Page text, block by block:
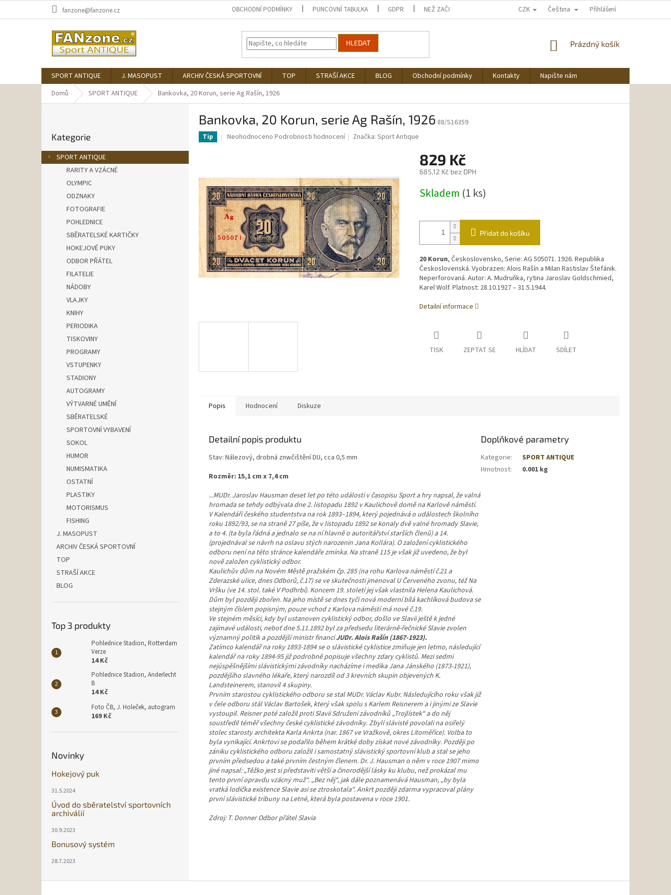
fanzone@fanzone.cz OBCHODNÍ PODMÍNKY PUNCOVNÍ TABULKA GDPR NEŽ ZAČNU NAKUPOVAT CZK Čeština Přihlášení
HLEDAT
NÁKUPNÍ
Prázdný košík
SPORT ANTIQUE J. MASOPUST ARCHIV ČESKÁ SPORTOVNÍ TOP STRAŠÍ AKCE BLOG Obchodní podmínky Kontakty
Napište nám
Domů
SPORT ANTIQUE Bankovka, 20 Korun, serie Ag Rašín, 1926
r
a
kategorie
Kategorie
SPORT ANTIQUE
RARITY A VZÁCNÉ
OLYMPIC
ODZNAKY
FOTOGRAFIE
POHLEDNICE
SBĚRATELSKÉ KARTIČKY
HOKEJOVÉ PUKY
ODBOR PŘÁTEL
FILATELIE
NÁDOBY
VLAJKY
KNIHY
PERIODIKA
TISKOVINY
PROGRAMY
VSTUPENKY
STADIONY
AUTOGRAMY
VÝTVARNÉ UMĚNÍ
SBĚRATELSKÉ
SPORTOVNÍ VYBAVENÍ
SOKOL
HUMOR
NUMISMATIKA
OSTATNÍ
PLASTIKY
MOTORISMUS
FISHING
J. MASOPUST
ARCHIV ČESKÁ SPORTOVNÍ
TOP
STRAŠÍ AKCE
BLOG
Top 3 produkty
Pohlednice Stadion, Rotterdam
Verze
14 Kč
Pohlednice Stadion, Anderlecht
B
14 Kč
Foto ČB, J. Holeček, autogram
169 Kč
Novinky
Hokejový puk
31.5.2024
Úvod do sběratelství sportovních
archiválií
30.9.2023
Bonusový systém
28.7.2023
Bankovka, 20 Korun, serie Ag Rašín, 1926 88/S16359
Tip
Průměrné
5
hvězdiček.
Neohodnoceno Podrobnosti hodnocení Značka:Sport Antique
829 Kč
685,12 Kč bez DPH
cena:
Skladem (1 ks)
Přidat do košíku
20 Korun, Československo, Serie: AG 505071. 1926. Republika
Československá. Vyobrazen: Alois Rašín a Milan Rastislav Štefánik.
Neperforovaná. Autor: A. Mudruňka, rytina Jaroslav Goldschmied,
Karel Wolf. Platnost: 28.10.1927 – 31.5.1944.
Detailní informace
TISK ZEPTAT SE HLÍDAT SDÍLET
Popis Hodnocení Diskuze
Detailní popis produktu
Stav: Nálezový, drobná znwčištění DU, cca 0,5 mm
Rozměr: 15,1 cm x 7,4 cm
...MUDr. Jaroslav Hausman deset let po této události v časopisu Sport a hry napsal, že valná
hromada se tehdy odbývala dne 2. listopadu 1892 v Kaulichově domě na Karlově náměstí.
V Kalendáři českého studentstva na rok 1893–1894, který pojednává o událostech školního
roku 1892/93, se na straně 27 píše, že v listopadu 1892 se konaly dvě valné hromady Slavie,
a to 4. (ta byla řádná a jednalo se na ní hlavně o autoritářství starších členů) a 14.
(projednával se návrh na oslavu stých narozenin Jana Kollára). O založení cyklistického
odboru není na této stránce kalendáře zmínka. Na straně 115 je však již uvedeno, že byl
nově založen cyklistický odbor.
Kaulichův dům na Novém Městě pražském čp. 285 (na rohu Karlova náměstí č.21 a
Zderazské ulice, dnes Odborů, č.17) se ve skutečnosti jmenoval U Červeného zvonu, též Na
Vršku (ve 14. stol. také V Podhrbí). Koncem 19. století jej však vlastnila Helena Kaulichová.
Dům byl později zbořen. Na jeho místě se dnes tyčí nová moderní bílá kachlíková budova se
stejným číslem popisným, pouze vchod z Karlova náměstí má nové č.19.
Ve stejném měsíci, kdy byl ustanoven cyklistický odbor, došlo ve Slavii ještě k jedné
zajímavé události, neboť dne 5.11.1892 byl za předsedu literárně-řečnické Slavie zvolen
významný politik a pozdější ministr financíJUDr. Alois Rašín (1867-1923).
Zatímco kalendář na roky 1893-1894 se o slávistické cyklistice zmiňuje jen letmo, následující
kalendář na roky 1894-95 již podrobně popisuje všechny zdary cyklistů. Mezi sedmi
nejúspěšnějšími slávistickými závodníky nacházíme i medika Jana Jánského (1873-1921),
pozdějšího slavného lékaře, který narozdíl od 3 krevních skupin objevených K.
Landsteinerem, stanovil 4 skupiny.
Prvním starostou cyklistického odboru se stal MUDr. Václav Kubr. Následujícího roku však již
v čele odboru stál Václav Bartošek, který však spolu s Karlem Reisnerem a i jinými ze Slavie
vystoupil. Reisner poté založil proti Slavii Sdružení závodníků „Trojlístek“ a do něj
soustředil téměř všechny české cyklistické závodníky. Zbylí slávisté povolali na osiřelý
stolec starosty architekta Karla Ankrta (nar. 1867 ve Vražkově, okres Litoměřice). Volba to
byla vynikající. Ankrtovi se podařilo během krátké doby získat nové závodníky. Později po
zániku cyklistického odboru založil i samostatný slávistický sportovní klub a stal se jeho
prvním předsedou a také prvním čestným členem. Dr. J. Hausman o něm v roce 1907 mimo
jiné napsal: „Těžko jest si představiti větší a činorodější lásky ku klubu, než prokázal mu
tento první opravdu vzácný muž“. „Bez něj“, jak dále poznamenává Hausman, „by byla
vratká lodička existence Slavie asi se ztroskotala“. Ankrt později zdarma vypracoval plány
první slávistické tribuny na Letné, která byla postavena v roce 1901.
Zdroj: T. Donner Odbor přátel Slavia
Doplňkové parametry
Kategorie:
SPORT ANTIQUE
Hmotnost: 0.001 kg